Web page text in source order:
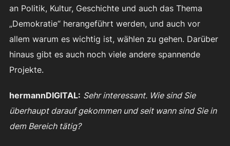
an Politik, Kultur, Geschichte und auch das Thema
„Demokratie“ herangeführt werden, und auch vor
allem warum es wichtig ist, wählen zu gehen. Darüber
hinaus gibt es auch noch viele andere spannende
Projekte.
hermannDIGITAL: Sehr interessant. Wie sind Sie
überhaupt darauf gekommen und seit wann sind Sie in
dem Bereich tätig?